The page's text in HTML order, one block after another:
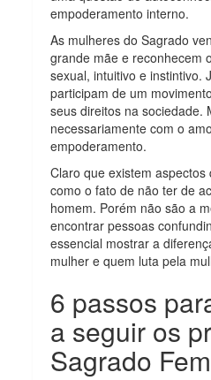
empoderamento interno.
As mulheres do Sagrado
grande mãe e reconhecem
sexual, intuitivo e instintivo.
participam de um
seus direitos na sociedade.
necessariamente com o
empoderamento.
Claro que existem
como o fato de não ter de
homem. Porém não são a
encontrar pessoas
essencial mostrar a
mulher e quem luta pela
6 passos
a seguir os
Sagrado